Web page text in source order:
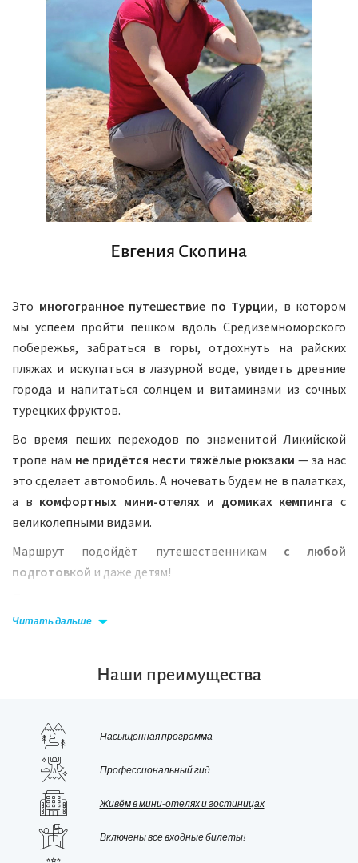
Евгения Скопина
Это многогранное путешествие по Турции, в котором
мы успеем пройти пешком вдоль Средиземноморского
побережья, забраться в горы, отдохнуть на райских
пляжах и искупаться в лазурной воде, увидеть древние
города и напитаться солнцем и витаминами из сочных
турецких фруктов.
Во время пеших переходов по знаменитой Ликийской
тропе нам не придётся нести тяжёлые рюкзаки — за нас
это сделает автомобиль. А ночевать будем не в палатках,
а в комфортных мини-отелях и домиках кемпинга с
великолепными видами.
Маршрут подойдёт путешественникам с любой
подготовкой и даже детям!
Древниеликийские гробницы,
Деревня Каякёй,покинутая людьми почти 100 лет
морю.
Уединённый белоснежный пляж Кабак с прозрачной
водой.
Горный видовой треккинг.
Античный
дюнами.
Свежие фрукты, турецкие сладости и общение с
Читать дальше
Наши преимущества
Насыщенная программа
Профессиональный гид
Живём в мини-отелях и гостиницах
Включены все входные билеты!